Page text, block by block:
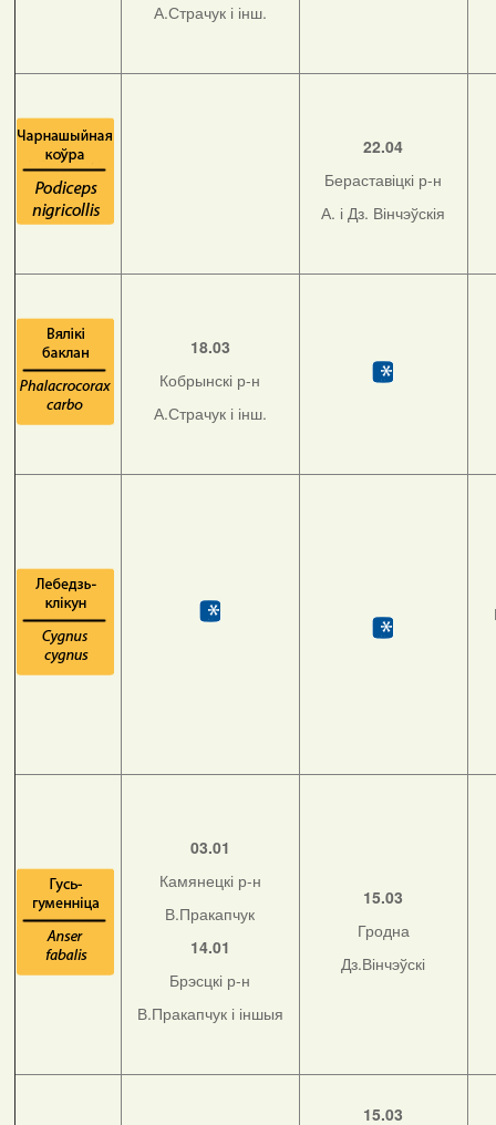
А.Страчук і інш.
22.04
Бераставіцкі р-н
А. і Дз. Вінчэўскія
18.03
Кобрынскі р-н
А.Страчук і інш.
03.01
Камянецкі р-н
В.Пракапчук
14.01
Брэсцкі р-н
В.Пракапчук і іншыя
15.03
Гродна
Дз.Вінчэўскі
15.03